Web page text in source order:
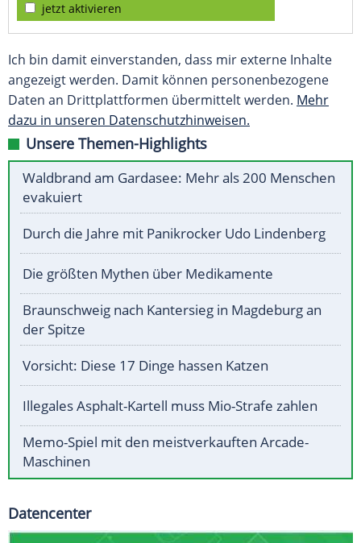
jetzt aktivieren
Ich bin damit einverstanden, dass mir externe Inhalte
angezeigt werden. Damit können personenbezogene
Daten an Drittplattformen übermittelt werden. Mehr
dazu in unseren Datenschutzhinweisen.
Unsere Themen-Highlights
Waldbrand am Gardasee: Mehr als 200 Menschen
evakuiert
Durch die Jahre mit Panikrocker Udo Lindenberg
Die größten Mythen über Medikamente
Braunschweig nach Kantersieg in Magdeburg an
der Spitze
Vorsicht: Diese 17 Dinge hassen Katzen
Illegales Asphalt-Kartell muss Mio-Strafe zahlen
Memo-Spiel mit den meistverkauften Arcade-
Maschinen
Datencenter